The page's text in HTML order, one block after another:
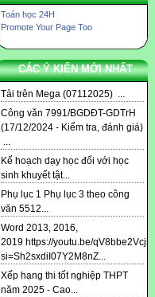
Toán học 24H
Promote Your Page Too
CÁC Ý KIẾN MỚI NHẤT
Tải trên Mega (07112025) ...
Công văn 7991/BGDĐT-GDTrH
(17/12/2024 - Kiểm tra, đánh giá)
...
Kế hoạch dạy học đối với học
sinh khuyết tật...
Phụ lục 1 Phụ lục 3 theo công
văn 5512...
Word 2013, 2016,
2019 https://youtu.be/qV8bbe2Vcjs?
si=Sh2sxdiI07Y2M8nZ...
Xếp hạng thi tốt nghiệp THPT
năm 2025 - Cao...